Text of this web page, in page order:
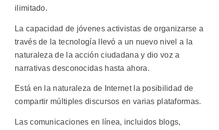
ilimitado.
La capacidad de jóvenes activistas de organizarse a
través de la tecnología llevó a un nuevo nivel a la
naturaleza de la acción ciudadana y dio voz a
narrativas desconocidas hasta ahora.
Está en la naturaleza de Internet la posibilidad de
compartir múltiples discursos en varias plataformas.
Las comunicaciones en línea, incluidos blogs,